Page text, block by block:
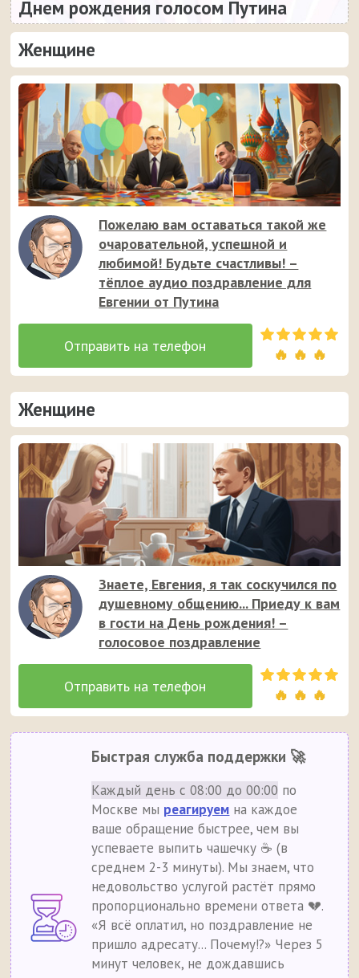
Днем рождения голосом Путина
Женщине
Пожелаю вам оставаться такой же
очаровательной, успешной и
любимой! Будьте счастливы! –
тёплое аудио поздравление для
Евгении от Путина
🔥 🔥 🔥
Женщине
Знаете, Евгения, я так соскучился по
душевному общению... Приеду к вам
в гости на День рождения! –
голосовое поздравление
🔥 🔥 🔥
Быстрая служба поддержки 🚀
Каждый день с 08:00 до 00:00 по
Москве мы реагируем на каждое
ваше обращение быстрее, чем вы
успеваете выпить чашечку ☕ (в
среднем 2-3 минуты). Мы знаем, что
недовольство услугой растёт прямо
пропорционально времени ответа 💔.
«Я всё оплатил, но поздравление не
пришло адресату... Почему!?» Через 5
минут человек, не дождавшись